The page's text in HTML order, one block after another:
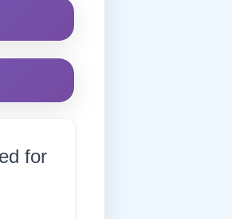
for